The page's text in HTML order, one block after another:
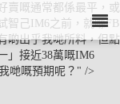
賣嘅通常都係最平，或
智己IM6之前，就喺FB
啲出乎我哋所料，但點
」接近38萬嘅IM6
哋嘅預期呢？" />